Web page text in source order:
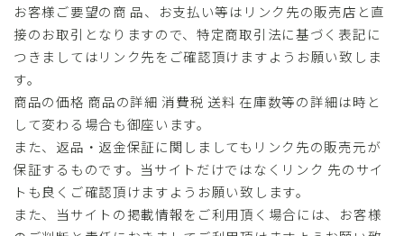
お客様ご要望の商 品、お支払い等はリンク先の販売店と直
接のお取引となりますので、特定商取引法に基づく表記に
つきましてはリンク先をご確認頂けますようお願い致しま
す。
商品の価格 商品の詳細 消費税 送料 在庫数等の詳細は時と
して変わる場合も御座います。
また、返品・返金保証に関しましてもリンク先の販売元が
保証するものです。当サイトだけではなくリンク 先のサイ
トも良くご確認頂けますようお願い致します。
また、当サイトの掲載情報をご利用頂く場合には、お客様